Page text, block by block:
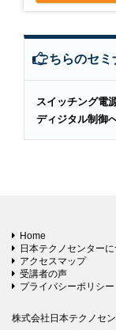
こちらのセミ
スイッチング電
ディジタル制御
Home
日本テクノセンター
アクセスマップ
受講者の声
プライバシーポリシー
株式会社日本テクノセ